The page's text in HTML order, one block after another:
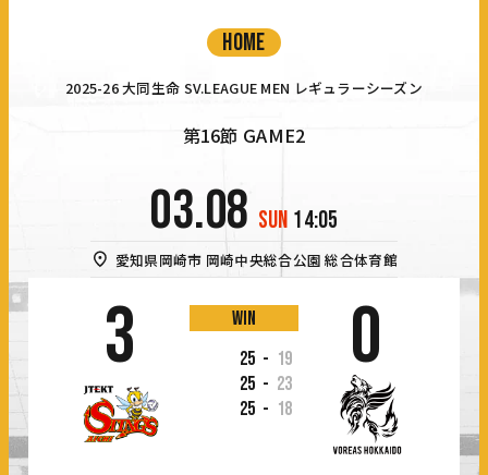
HOME
2025-26 大同生命 SV.LEAGUE MEN レギュラーシーズン
第16節 GAME2
03.08 SUN 14:05
愛知県岡崎市 岡崎中央総合公園 総合体育館
3
win
25 - 19
25 - 23
25 - 18
0